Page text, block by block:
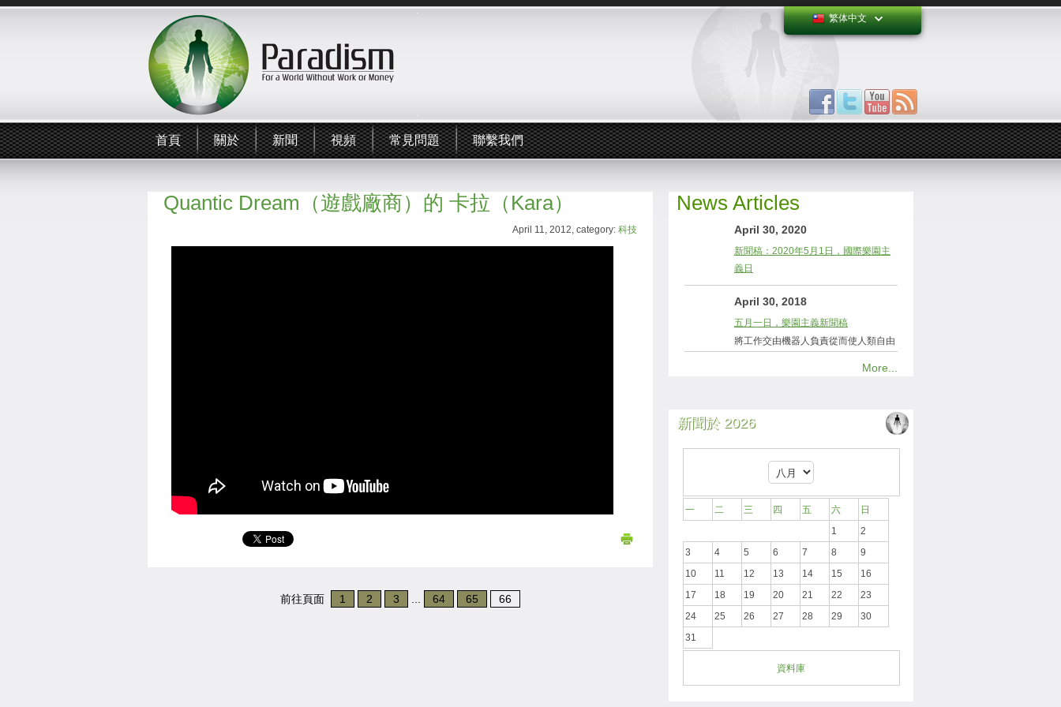
繁体中文
首頁 關於 新聞 視頻 常見問題 聯繫我們
Quantic Dream（遊戲廠商）的 卡拉（Kara）
April 11, 2012, category: 科技
前往頁面 1 2 3 64 65 66
News Articles
April 30, 2020
新聞稿：2020年5月1日，國際樂園主
義日
April 30, 2018
五月一日，樂園主義新聞稿
將工作交由機器人負責從而使人類自由
More...
新聞於 2026
一 二 三 四 五 六
日
1
2
3
4 5 6 7 8
9
10
11 12 13 14 15
16
17
18 19 20 21 22
23
24
25 26 27 28 29
30
31
資料庫